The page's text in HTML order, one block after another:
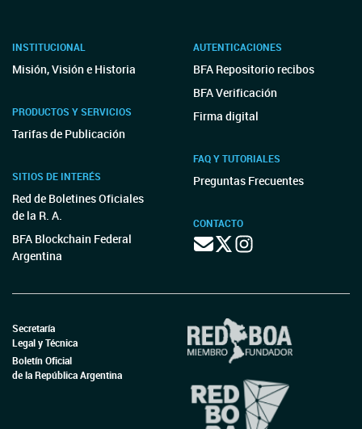
INSTITUCIONAL
Misión, Visión e Historia
PRODUCTOS Y SERVICIOS
Tarifas de Publicación
SITIOS DE INTERÉS
Red de Boletines Oficiales
de la R. A.
BFA Blockchain Federal
Argentina
AUTENTICACIONES
BFA Repositorio recibos
BFA Verificación
Firma digital
FAQ Y TUTORIALES
Preguntas Frecuentes
CONTACTO
Secretaría
Legal y Técnica
Boletín Oficial
de la República Argentina